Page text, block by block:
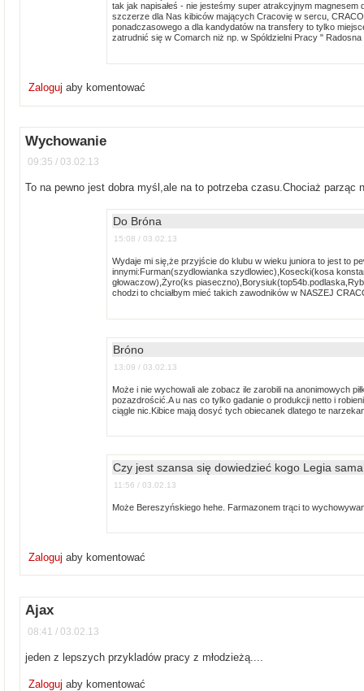
tak jak napisałeś - nie jesteśmy super atrakcyjnym
szczerze dla Nas kibiców mających Cracovię w sercu,
ponadczasowego a dla kandydatów na transfery to tylko
zatrudnić się w Comarch niż np. w Spóldzielni Pracy "
Zalogujaby komentować
Wychowanie
09:35 / 03.02.13
To na pewno jest dobra myśl,ale na to potrzeba czasu.Chociaż parząc
Do Bróna
15:08 / 03.02.13
Wydaje mi się,że przyjście do klubu w wieku juniora to jest to
innymi:Furman(szydlowianka szydlowiec),Kosecki(kosa
głowaczow),Żyro(ks
chodzi to chciałbym mieć takich zawodników w NASZEJ
Bróno
13:09 / 03.02.13
Może i nie wychowali ale zobacz ile zarobili na anonimowych
pozazdrościć.A u nas co tylko gadanie o produkcji netto i
ciągle nic.Kibice mają dosyć tych obiecanek dlatego te
Czy jest szansa się dowiedzieć kogo Legia sama
11:56 / 03.02.13
Może Bereszyńskiego hehe. Farmazonem trąci to
Zalogujaby komentować
Ajax
08:41 / 03.02.13
jeden z lepszych przykladów pracy z młodzieżą....
Zalogujaby komentować